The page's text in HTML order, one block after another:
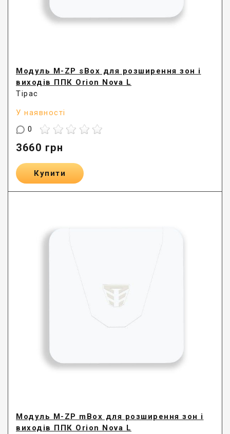
Модуль M-ZP sBox для розширення зон і
виходів ППК Orion Nova L
Тірас
У наявності
0
3660 грн
Купити
Модуль M-ZP mBox для розширення зон і
виходів ППК Orion Nova L